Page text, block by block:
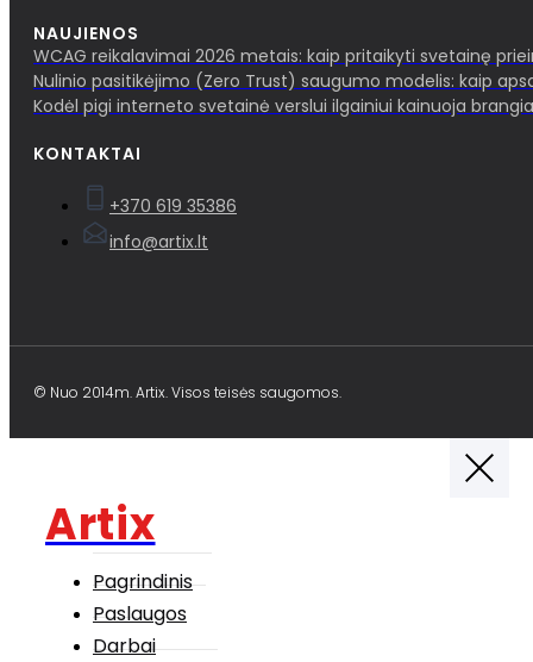
NAUJIENOS
WCAG reikalavimai 2026 metais: kaip pritaikyti svetainę
Nulinio pasitikėjimo (Zero Trust) saugumo modelis: kaip
Kodėl pigi interneto svetainė verslui ilgainiui kainuoja
KONTAKTAI
+370 619 35386
info@artix.lt
© Nuo 2014m. Artix. Visos teisės saugomos.
Artix
Pagrindinis
Paslaugos
Darbai